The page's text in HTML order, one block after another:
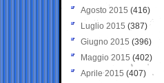
Agosto 2015 (416)
Luglio 2015 (387)
Giugno 2015 (396)
Maggio 2015 (402)
Aprile 2015 (407)